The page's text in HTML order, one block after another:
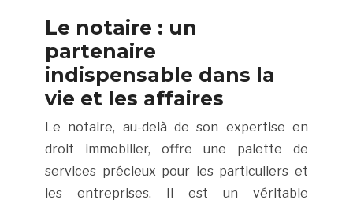
Le notaire : un
partenaire
indispensable dans la
vie et les affaires
Le notaire, au-delà de son expertise en
droit immobilier, offre une palette de
services précieux pour les particuliers et
les entreprises. Il est un véritable